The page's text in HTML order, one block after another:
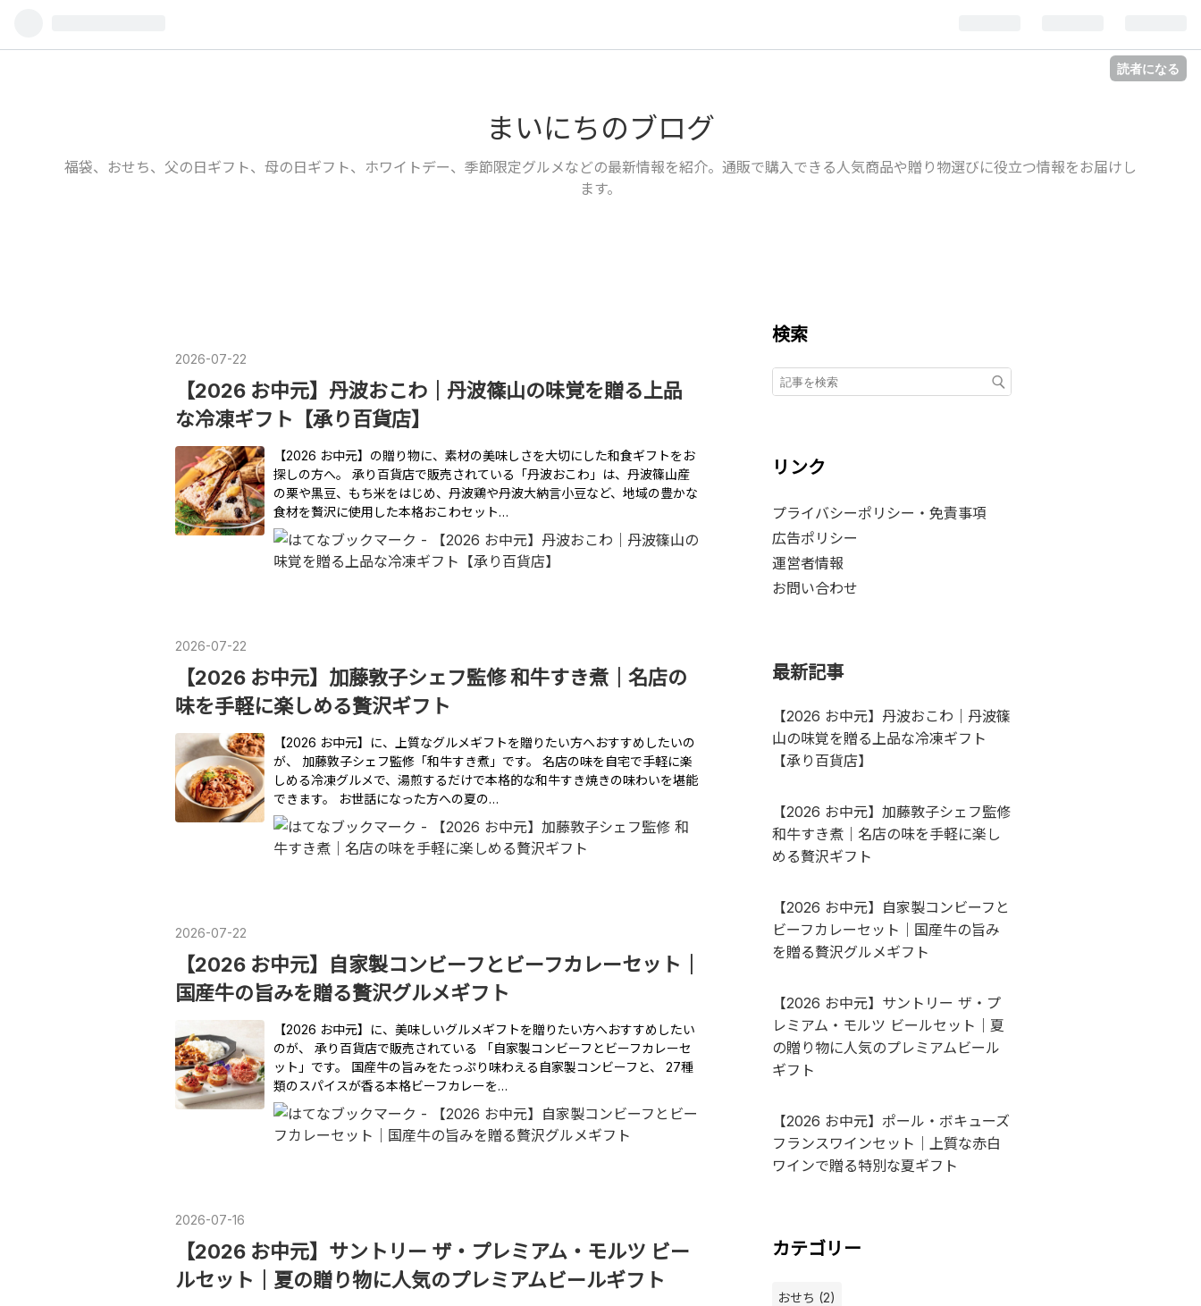
読者になる
まいにちのブログ
福袋、おせち、父の日ギフト、母の日ギフト、ホワイトデー、季節限定グルメなどの最新情報を紹介。通販で購入できる人気商品や贈り物選びに役立つ情報をお届けし
ます。
2026-07-22
【2026 お中元】丹波おこわ｜丹波篠山の味覚を贈る上品
な冷凍ギフト【承り百貨店】
【2026 お中元】の贈り物に、素材の美味しさを大切にした和食ギフトをお
探しの方へ。 承り百貨店で販売されている「丹波おこわ」は、丹波篠山産
の栗や黒豆、もち米をはじめ、丹波鶏や丹波大納言小豆など、地域の豊かな
食材を贅沢に使用した本格おこわセット…
2026-07-22
【2026 お中元】加藤敦子シェフ監修 和牛すき煮｜名店の
味を手軽に楽しめる贅沢ギフト
【2026 お中元】に、上質なグルメギフトを贈りたい方へおすすめしたいの
が、 加藤敦子シェフ監修「和牛すき煮」です。 名店の味を自宅で手軽に楽
しめる冷凍グルメで、湯煎するだけで本格的な和牛すき焼きの味わいを堪能
できます。 お世話になった方への夏の…
2026-07-22
【2026 お中元】自家製コンビーフとビーフカレーセット｜
国産牛の旨みを贈る贅沢グルメギフト
【2026 お中元】に、美味しいグルメギフトを贈りたい方へおすすめしたい
のが、 承り百貨店で販売されている 「自家製コンビーフとビーフカレーセ
ット」です。 国産牛の旨みをたっぷり味わえる自家製コンビーフと、 27種
類のスパイスが香る本格ビーフカレーを…
2026-07-16
【2026 お中元】サントリー ザ・プレミアム・モルツ ビー
ルセット｜夏の贈り物に人気のプレミアムビールギフト
検索
リンク
プライバシーポリシー・免責事項
広告ポリシー
運営者情報
お問い合わせ
最新記事
【2026 お中元】丹波おこわ｜丹波篠
山の味覚を贈る上品な冷凍ギフト
【承り百貨店】
【2026 お中元】加藤敦子シェフ監修
和牛すき煮｜名店の味を手軽に楽し
める贅沢ギフト
【2026 お中元】自家製コンビーフと
ビーフカレーセット｜国産牛の旨み
を贈る贅沢グルメギフト
【2026 お中元】サントリー ザ・プ
レミアム・モルツ ビールセット｜夏
の贈り物に人気のプレミアムビール
ギフト
【2026 お中元】ポール・ボキューズ
フランスワインセット｜上質な赤白
ワインで贈る特別な夏ギフト
カテゴリー
おせち (2)